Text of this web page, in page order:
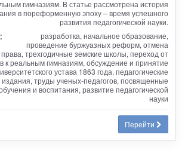
гимназиям. В статье рассмотрена история
в пореформенную эпоху – время успешного
развития педагогической науки.
разработка, начальное образование,
проведение буржуазных реформ, отмена
права, трехгодичные земские школы, переход от
к реальным гимназиям, обсуждение и принятие
устава 1863 года, педагогические
труды ученых-педагогов, посвященные
и воспитания, развитие педагогической
науки
Перейти